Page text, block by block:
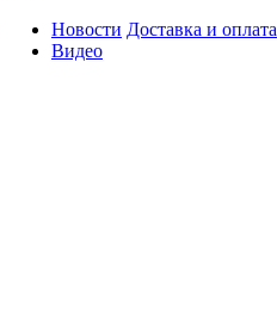
Новости
Видео
Доставка и оплата